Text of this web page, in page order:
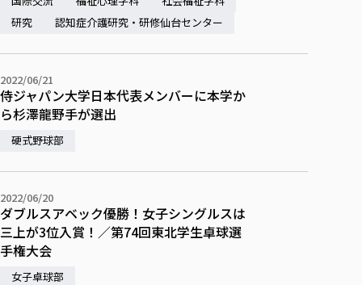
スポーツ傷害保険
研究
認知症介護研究・研修仙台センター
2022/06/21
侍ジャパン大学日本代表メンバーに本学か
ら杉澤龍野手が選出
硬式野球部
2022/06/20
ダブルスアベック優勝！女子シングルスは
三上が3位入賞！／第74回東北学生卓球選
手権大会
女子卓球部